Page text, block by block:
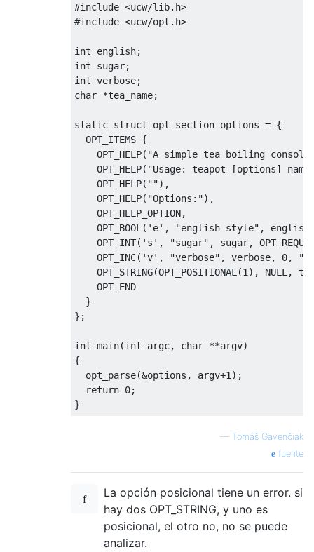
#include <ucw/lib.h>
#include <ucw/opt.h>
int english;
int sugar;
int verbose;
char *tea_name;
static struct opt_section options = {
  OPT_ITEMS
{
    OPT_HELP
( "A simple tea boiling
    OPT_HELP
( "Usage: teapot [options]
    OPT_HELP
( ""),
    OPT_HELP
( "Options:"),
    OPT_HELP_OPTION
,
    OPT_BOOL
( 'e' , "english-style" , english
    OPT_INT
( 's' , "sugar" , sugar,
    OPT_INC
( 'v' , "verbose" , verbose, 0,
    OPT_STRING
(OPT_POSITIONAL (1 ), NULL ,
    OPT_END
}
};
int main(int argc, char **argv)
{
  opt_parse
(&options , argv+1 );
return 0;
}
— Tomáš Gavenčiak
fuente
La opción posicional tiene un error. si
hay dos OPT_STRING, y uno es
posicional, el otro no, no se puede
analizar.